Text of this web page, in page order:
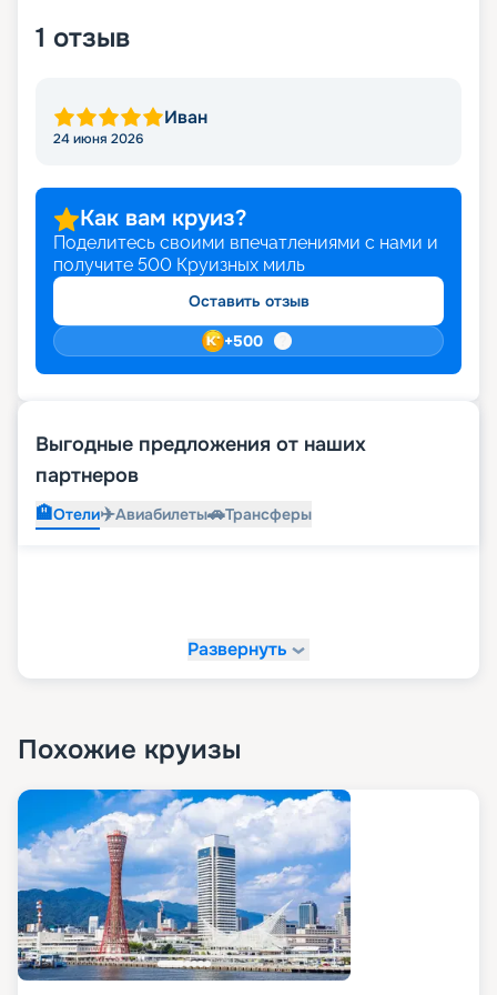
характеристик судна, кают, схем и планов
1 отзыв
Иван
24 июня 2026
Как вам круиз?
Поделитесь своими впечатлениями с нами и
получите 500 Круизных миль
Оставить отзыв
+500
Выгодные предложения от наших
партнеров
🏨Отели✈️Авиабилеты🚗Трансферы
Развернуть
Похожие круизы